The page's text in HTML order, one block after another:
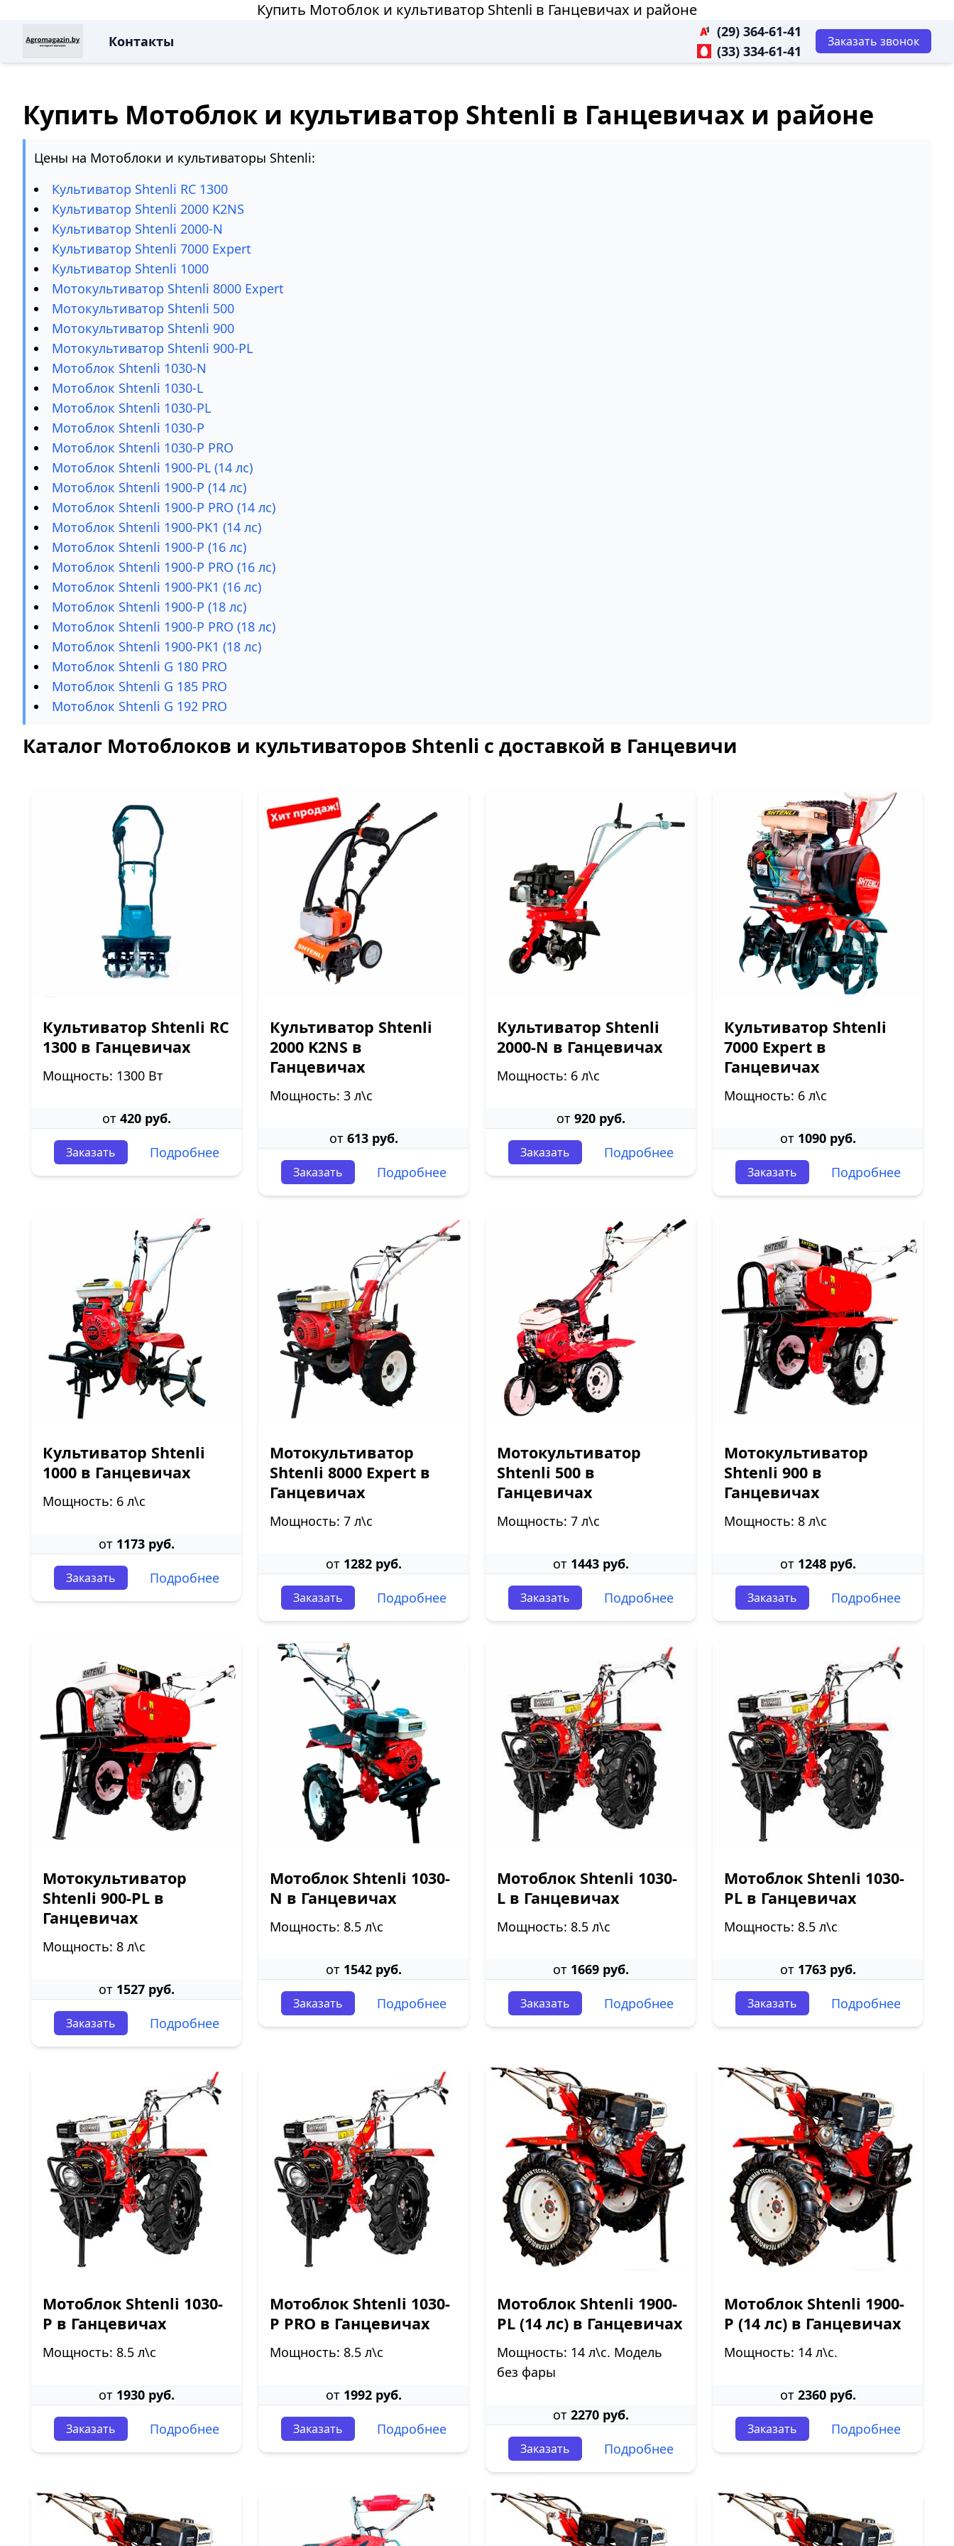
Купить Мотоблок и культиватор Shtenli в Ганцевичах и районе
Контакты
(29) 364-61-41
(33) 334-61-41
Заказать звонок
Купить Мотоблок и культиватор Shtenli в Ганцевичах и районе
Цены на Мотоблоки и культиваторы Shtenli:
Культиватор Shtenli RC 1300
Культиватор Shtenli 2000 K2NS
Культиватор Shtenli 2000-N
Культиватор Shtenli 7000 Expert
Культиватор Shtenli 1000
Мотокультиватор Shtenli 8000 Expert
Мотокультиватор Shtenli 500
Мотокультиватор Shtenli 900
Мотокультиватор Shtenli 900-PL
Мотоблок Shtenli 1030-N
Мотоблок Shtenli 1030-L
Мотоблок Shtenli 1030-PL
Мотоблок Shtenli 1030-P
Мотоблок Shtenli 1030-P PRO
Мотоблок Shtenli 1900-PL (14 лс)
Мотоблок Shtenli 1900-P (14 лс)
Мотоблок Shtenli 1900-P PRO (14 лс)
Мотоблок Shtenli 1900-PK1 (14 лс)
Мотоблок Shtenli 1900-P (16 лс)
Мотоблок Shtenli 1900-P PRO (16 лс)
Мотоблок Shtenli 1900-PK1 (16 лс)
Мотоблок Shtenli 1900-P (18 лс)
Мотоблок Shtenli 1900-P PRO (18 лс)
Мотоблок Shtenli 1900-PK1 (18 лс)
Мотоблок Shtenli G 180 PRO
Мотоблок Shtenli G 185 PRO
Мотоблок Shtenli G 192 PRO
Каталог Мотоблоков и культиваторов Shtenli с доставкой в Ганцевичи
Культиватор Shtenli RC
1300 в Ганцевичах
Мощность: 1300 Вт
от 420 руб.
Заказать Подробнее
Культиватор Shtenli
2000 K2NS в
Ганцевичах
Мощность: 3 л\с
от 613 руб.
Заказать Подробнее
Культиватор Shtenli
2000-N в Ганцевичах
Мощность: 6 л\с
от 920 руб.
Заказать Подробнее
Культиватор Shtenli
7000 Expert в
Ганцевичах
Мощность: 6 л\с
от 1090 руб.
Заказать Подробнее
Культиватор Shtenli
1000 в Ганцевичах
Мощность: 6 л\с
от 1173 руб.
Заказать Подробнее
Мотокультиватор
Shtenli 8000 Expert в
Ганцевичах
Мощность: 7 л\с
от 1282 руб.
Заказать Подробнее
Мотокультиватор
Shtenli 500 в
Ганцевичах
Мощность: 7 л\с
от 1443 руб.
Заказать Подробнее
Мотокультиватор
Shtenli 900 в
Ганцевичах
Мощность: 8 л\с
от 1248 руб.
Заказать Подробнее
Мотокультиватор
Shtenli 900-PL в
Ганцевичах
Мощность: 8 л\с
от 1527 руб.
Заказать Подробнее
Мотоблок Shtenli 1030-
N в Ганцевичах
Мощность: 8.5 л\с
от 1542 руб.
Заказать Подробнее
Мотоблок Shtenli 1030-
L в Ганцевичах
Мощность: 8.5 л\с
от 1669 руб.
Заказать Подробнее
Мотоблок Shtenli 1030-
PL в Ганцевичах
Мощность: 8.5 л\с
от 1763 руб.
Заказать Подробнее
Мотоблок Shtenli 1030-
P в Ганцевичах
Мощность: 8.5 л\с
от 1930 руб.
Заказать Подробнее
Мотоблок Shtenli 1030-
P PRO в Ганцевичах
Мощность: 8.5 л\с
от 1992 руб.
Заказать Подробнее
Мотоблок Shtenli 1900-
PL (14 лс) в Ганцевичах
Мощность: 14 л\с. Модель
без фары
от 2270 руб.
Заказать Подробнее
Мотоблок Shtenli 1900-
P (14 лс) в Ганцевичах
Мощность: 14 л\с.
от 2360 руб.
Заказать Подробнее